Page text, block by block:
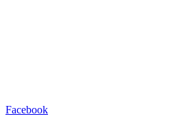
Facebook